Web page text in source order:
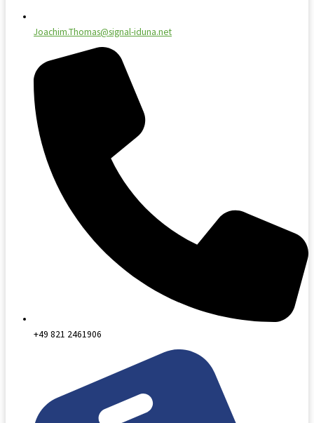
Joachim.Thomas@signal-iduna.net
+49 821 2461906